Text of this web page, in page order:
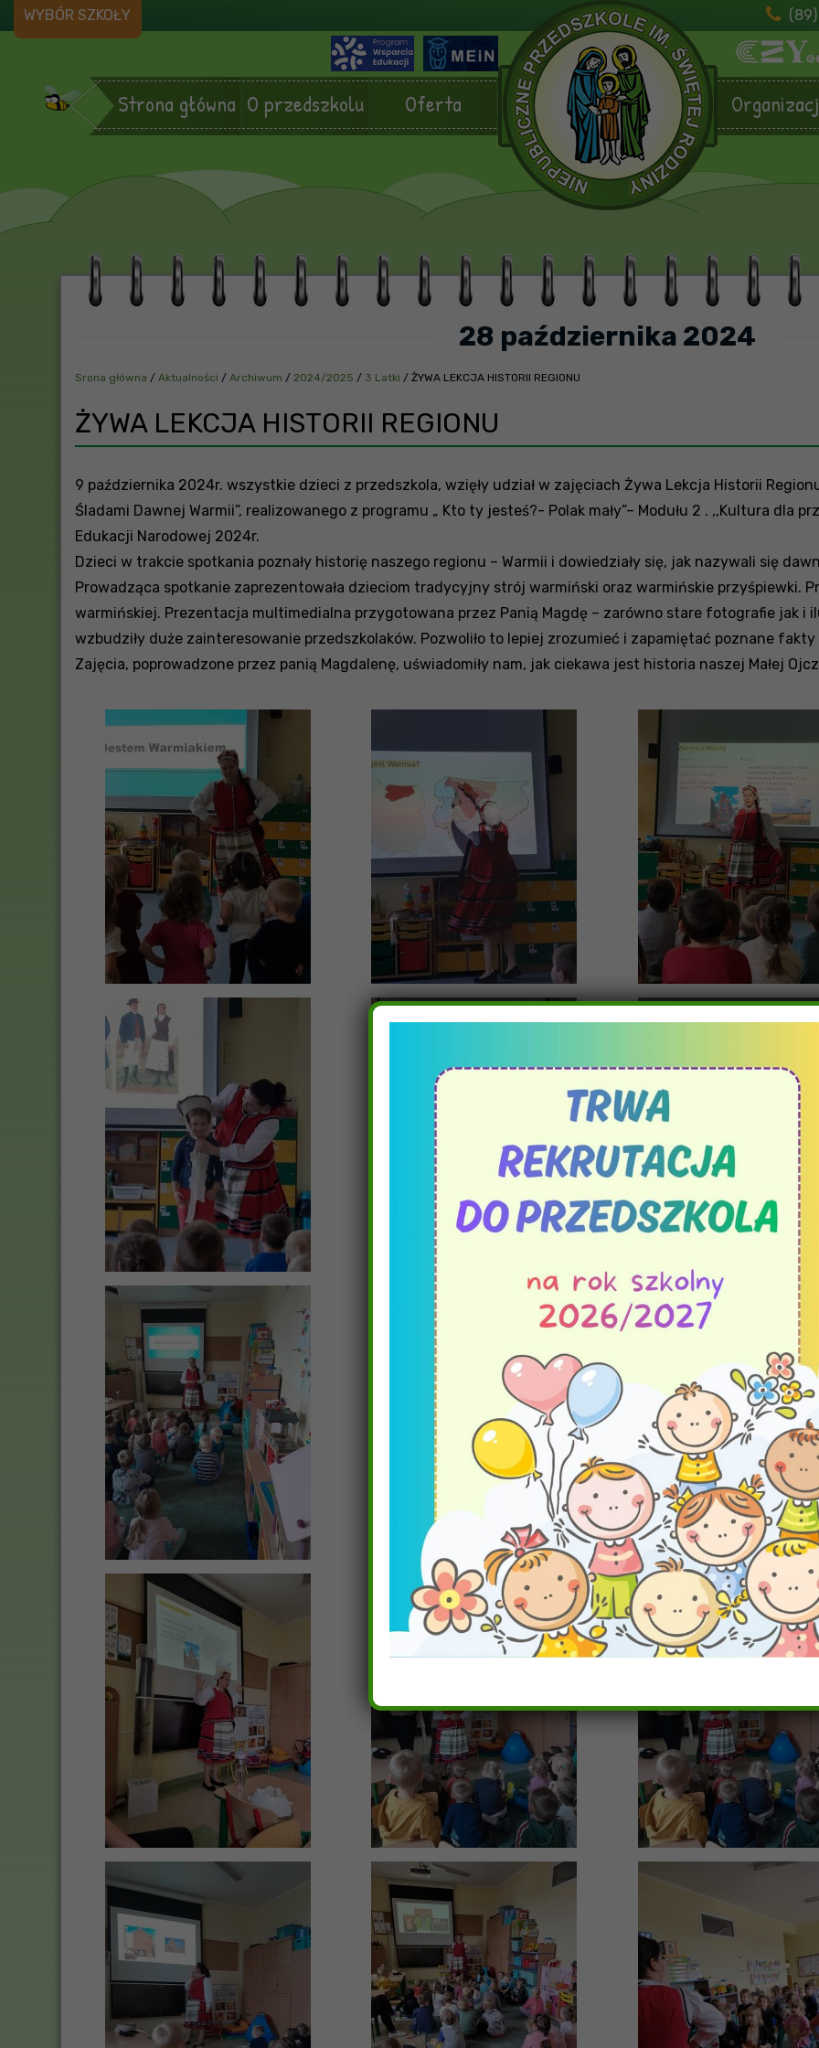
WYBÓR SZKOŁY
Strona główna O przedszkolu Oferta
28 października 2024
Srona główna / Aktualności / Archiwum / 2024/2025 / 3 Latki / ŻYWA LEKCJA HISTORII REGIONU
ŻYWA LEKCJA HISTORII REGIONU
9 października 2024r. wszystkie dzieci z przedszkola, wzięły udział w zajęciach Żywa Lekcja Historii
Śladami Dawnej Warmii”, realizowanego z programu „ Kto ty jesteś?- Polak mały”– Modułu 2 . ,,Kultura dla
Edukacji Narodowej 2024r.
Dzieci w trakcie spotkania poznały historię naszego regionu – Warmii i dowiedziały się, jak nazywali się
Prowadząca spotkanie zaprezentowała dzieciom tradycyjny strój warmiński oraz warmińskie przyśpiewki.
warmińskiej. Prezentacja multimedialna przygotowana przez Panią Magdę – zarówno stare fotografie jak
wzbudziły duże zainteresowanie przedszkolaków. Pozwoliło to lepiej zrozumieć i zapamiętać poznane
Zajęcia, poprowadzone przez panią Magdalenę, uświadomiły nam, jak ciekawa jest historia naszej Małej